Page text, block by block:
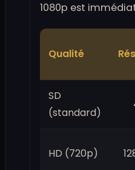
1080p est
Qualité
SD
(standard)
HD (720p)